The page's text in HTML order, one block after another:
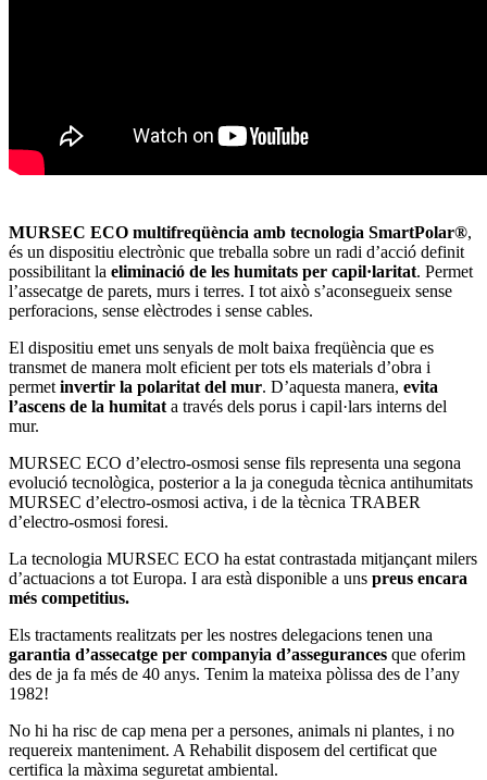
MURSEC ECO multifreqüència amb tecnologia SmartPolar®,
és un dispositiu electrònic que treballa sobre un radi d’acció definit
possibilitant la eliminació de les humitats per capil·laritat. Permet
l’assecatge de parets, murs i terres. I tot això s’aconsegueix sense
perforacions, sense elèctrodes i sense cables.
El dispositiu emet uns senyals de molt baixa freqüència que es
transmet de manera molt eficient per tots els materials d’obra i
permet invertir la polaritat del mur. D’aquesta manera, evita
l’ascens de la humitat a través dels porus i capil·lars interns del
mur.
MURSEC ECO d’electro-osmosi sense fils representa una segona
evolució tecnològica, posterior a la ja coneguda tècnica antihumitats
MURSEC d’electro-osmosi activa, i de la tècnica TRABER
d’electro-osmosi foresi.
La tecnologia MURSEC ECO ha estat contrastada mitjançant milers
d’actuacions a tot Europa. I ara està disponible a uns preus encara
més competitius.
Els tractaments realitzats per les nostres delegacions tenen una
garantia d’assecatge per companyia d’assegurances que oferim
des de ja fa més de 40 anys. Tenim la mateixa pòlissa des de l’any
1982!
No hi ha risc de cap mena per a persones, animals ni plantes, i no
requereix manteniment. A Rehabilit disposem del certificat que
certifica la màxima seguretat ambiental.